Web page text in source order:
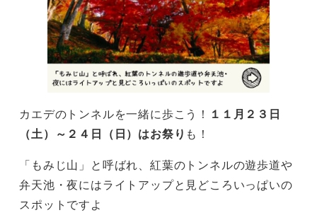
カエデのトンネルを一緒に歩こう！ １１月２３日
（土）～２４日（日）はお祭り も！
「もみじ山」と呼ばれ、紅葉のトンネルの遊歩道や
弁天池・夜にはライトアップと見どころいっぱいの
スポットですよ